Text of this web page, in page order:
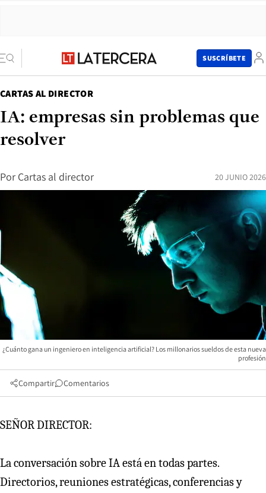
SUSCRÍBETE
CARTAS AL DIRECTOR
IA: empresas sin problemas que
resolver
Por Cartas al director 20 JUNIO 2026
¿Cuánto gana un ingeniero en inteligencia artificial? Los millonarios sueldos de esta nueva
profesión
Compartir Comentarios
SEÑOR DIRECTOR:
La conversación sobre IA está en todas partes.
Directorios, reuniones estratégicas, conferencias y